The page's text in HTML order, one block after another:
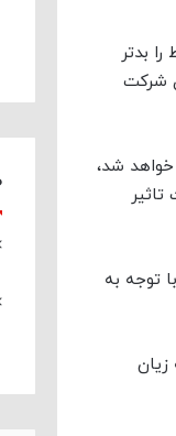
بدتر
شرکت
شد،
توجه به
زیان